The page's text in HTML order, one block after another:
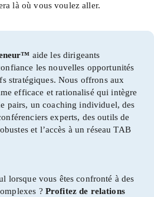
là où vous voulez aller.
aide les dirigeants
les nouvelles opportunités
stratégiques. Nous offrons aux
efficace et rationalisé qui intègre
pairs, un coaching individuel, des
experts, des outils de
et l’accès à un réseau TAB
lorsque vous êtes confronté à des
? Profitez de relations